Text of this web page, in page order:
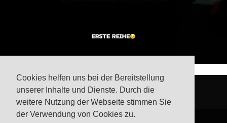
Cookies helfen uns bei der Bereitstellung
unserer Inhalte und Dienste. Durch die
weitere Nutzung der Webseite stimmen Sie
der Verwendung von Cookies zu.